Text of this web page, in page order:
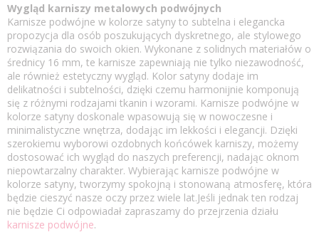
Wygląd karniszy metalowych podwójnych
Karnisze podwójne w kolorze satyny to subtelna i elegancka
propozycja dla osób poszukujących dyskretnego, ale stylowego
rozwiązania do swoich okien. Wykonane z solidnych materiałów o
średnicy 16 mm, te karnisze zapewniają nie tylko niezawodność,
ale również estetyczny wygląd. Kolor satyny dodaje im
delikatności i subtelności, dzięki czemu harmonijnie komponują
się z różnymi rodzajami tkanin i wzorami. Karnisze podwójne w
kolorze satyny doskonale wpasowują się w nowoczesne i
minimalistyczne wnętrza, dodając im lekkości i elegancji. Dzięki
szerokiemu wyborowi ozdobnych końcówek karniszy, możemy
dostosować ich wygląd do naszych preferencji, nadając oknom
niepowtarzalny charakter. Wybierając karnisze podwójne w
kolorze satyny, tworzymy spokojną i stonowaną atmosferę, która
będzie cieszyć nasze oczy przez wiele lat.Jeśli jednak ten rodzaj
nie będzie Ci odpowiadał zapraszamy do przejrzenia działu
karnisze podwójne.